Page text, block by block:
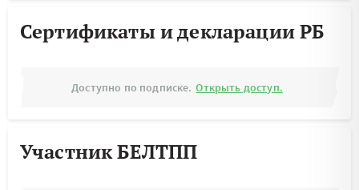
Сертификаты и декларации РБ
Доступно по подписке. Открыть доступ.
Участник БЕЛТПП